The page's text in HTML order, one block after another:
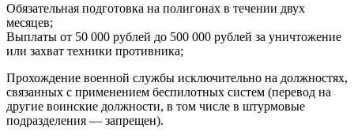
Обязательная подготовка на полигонах в течении двух
месяцев;
Выплаты от 50 000 рублей до 500 000 рублей за уничтожение
или захват техники противника;
Прохождение военной службы исключительно на должностях,
связанных с применением беспилотных систем (перевод на
другие воинские должности, в том числе в штурмовые
подразделения — запрещен).